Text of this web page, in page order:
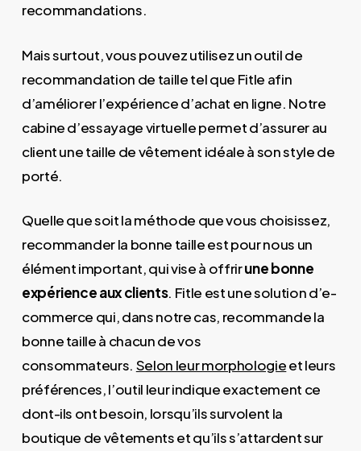
recommandations.
Mais surtout, vous pouvez utilisez un outil de
recommandation de taille tel que Fitle afin
d’améliorer l’expérience d’achat en ligne. Notre
cabine d’essayage virtuelle permet d’assurer au
client une taille de vêtement idéale à son style de
porté.
Quelle que soit la méthode que vous choisissez,
recommander la bonne taille est pour nous un
élément important, qui vise à offrirune bonne
expérience aux clients. Fitle est une solution d’e-
commerce qui, dans notre cas, recommande la
bonne taille à chacun de vos
consommateurs. Selon leur morphologieet leurs
préférences, l’outil leur indique exactement ce
dont-ils ont besoin, lorsqu’ils survolent la
boutique de vêtements et qu’ils s’attardent sur